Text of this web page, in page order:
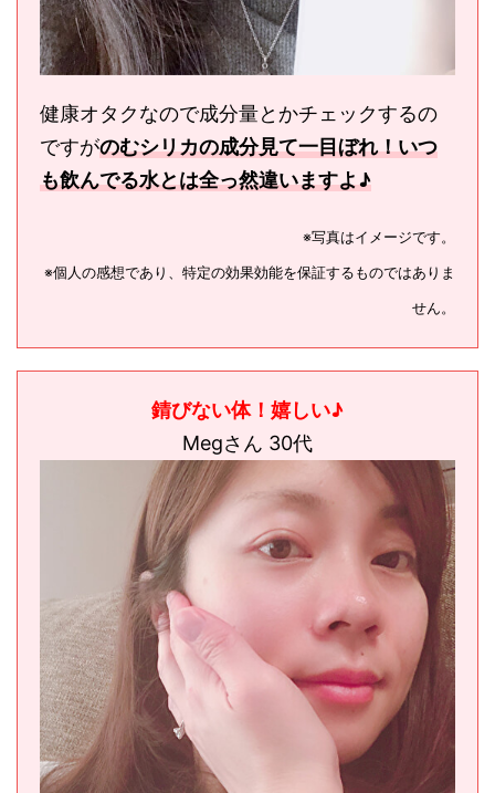
健康オタクなので成分量とかチェックするの
ですがのむシリカの成分見て一目ぼれ！いつ
も飲んでる水とは全っ然違いますよ♪
※写真はイメージです。
※個人の感想であり、特定の効果効能を保証するものではありま
せん。
錆びない体！嬉しい♪
Megさん 30代